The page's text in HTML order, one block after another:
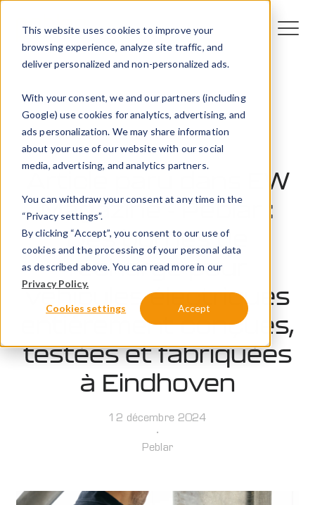
This website uses cookies to improve your
browsing experience, analyze site traffic, and
deliver personalized and non-personalized ads.
With your consent, we and our partners (including
Google) use cookies for analytics, advertising, and
ads personalization. We may share information
about your use of our website with our social
media, advertising, and analytics partners.
You can withdraw your consent at any time in the
“Privacy settings”.
By clicking “Accept”, you consent to our use of
cookies and the processing of your personal data
as described above. You can read more in our
Privacy Policy.
Cookies settings Accept
Presse
Article paru dans EW
Magazine - Peblar :
Des bornes de
recharge pour
véhicules électriques
entièrement conçues,
testées et fabriquées
à Eindhoven
12 décembre 2024
Peblar